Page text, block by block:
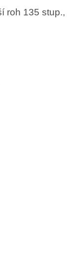
roh 135 stup.,